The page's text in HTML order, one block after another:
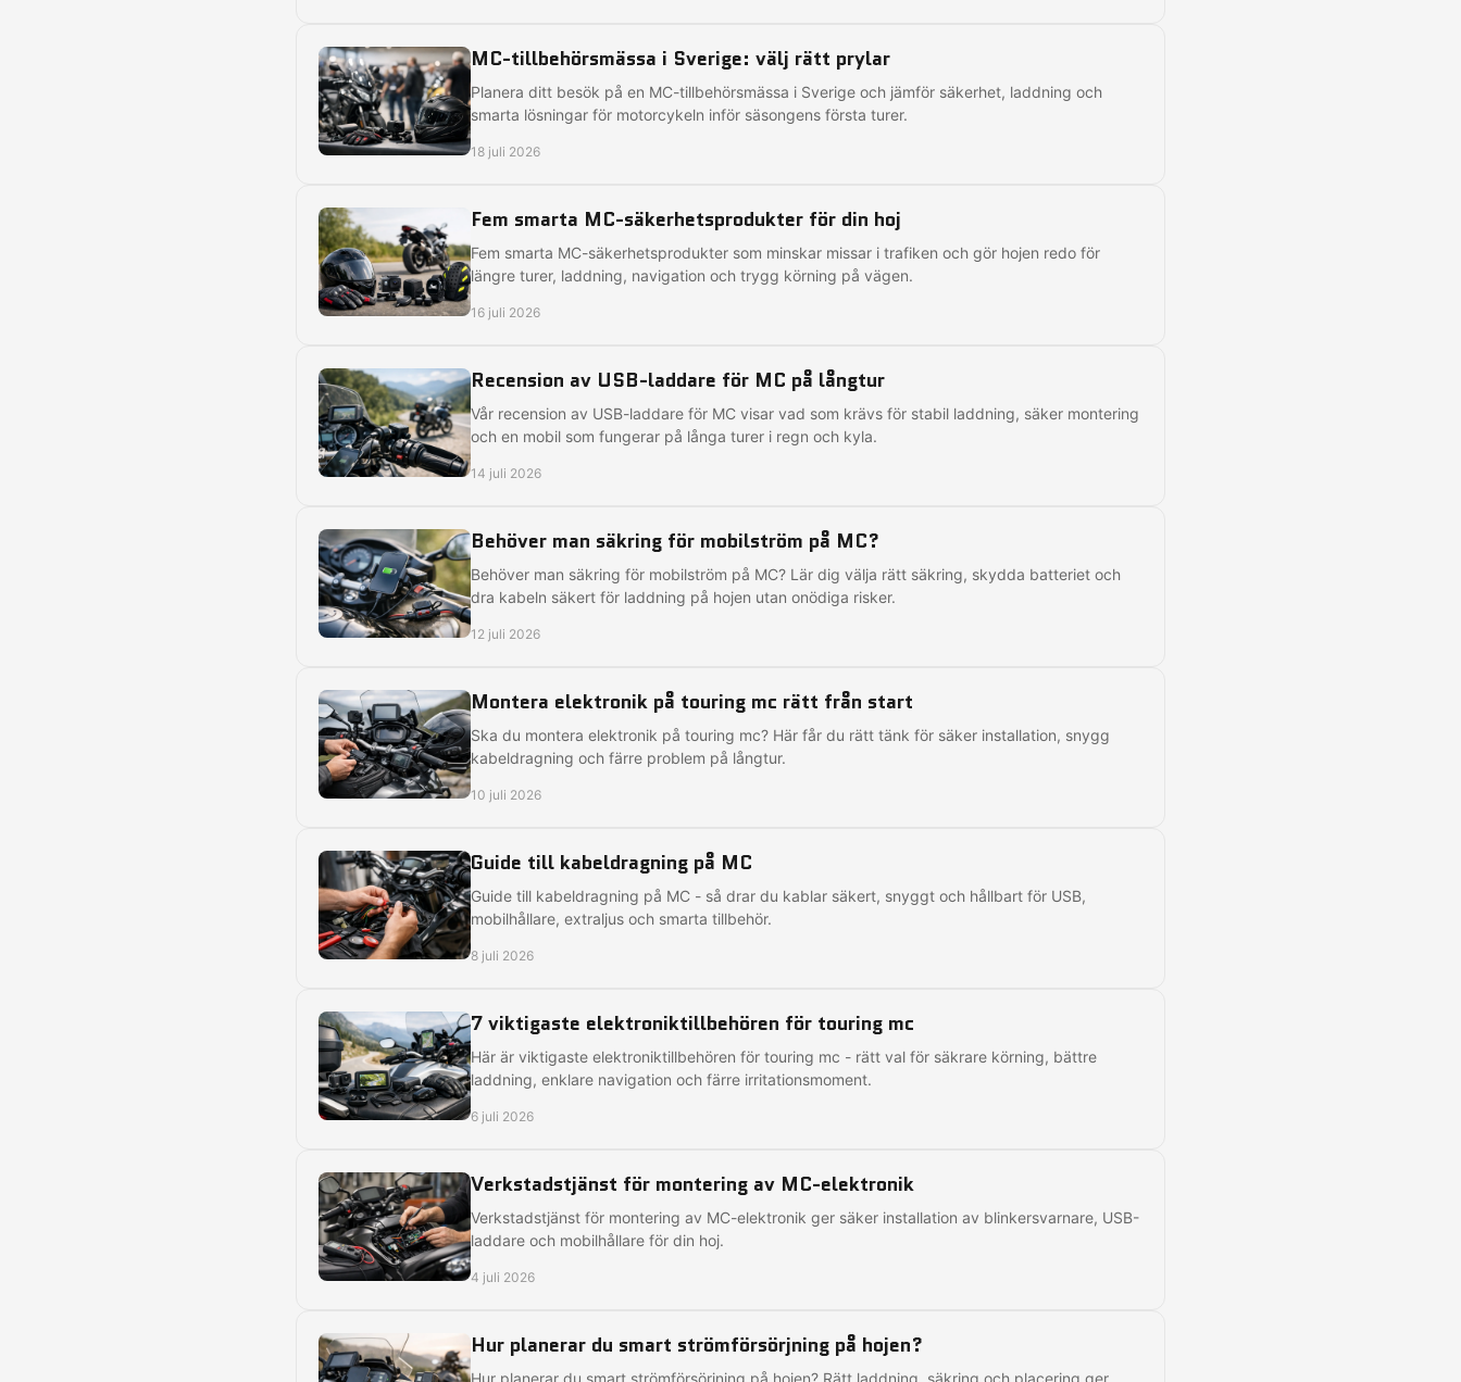
MC-tillbehörsmässa i Sverige: välj rätt prylar
Planera ditt besök på en MC-tillbehörsmässa i Sverige och jämför säkerhet, laddning och
smarta lösningar för motorcykeln inför säsongens första turer.
18 juli 2026
Fem smarta MC-säkerhetsprodukter för din hoj
Fem smarta MC-säkerhetsprodukter som minskar missar i trafiken och gör hojen redo för
längre turer, laddning, navigation och trygg körning på vägen.
16 juli 2026
Recension av USB-laddare för MC på långtur
Vår recension av USB-laddare för MC visar vad som krävs för stabil laddning, säker montering
och en mobil som fungerar på långa turer i regn och kyla.
14 juli 2026
Behöver man säkring för mobilström på MC?
Behöver man säkring för mobilström på MC? Lär dig välja rätt säkring, skydda batteriet och
dra kabeln säkert för laddning på hojen utan onödiga risker.
12 juli 2026
Montera elektronik på touring mc rätt från start
Ska du montera elektronik på touring mc? Här får du rätt tänk för säker installation, snygg
kabeldragning och färre problem på långtur.
10 juli 2026
Guide till kabeldragning på MC
Guide till kabeldragning på MC - så drar du kablar säkert, snyggt och hållbart för USB,
mobilhållare, extraljus och smarta tillbehör.
8 juli 2026
7 viktigaste elektroniktillbehören för touring mc
Här är viktigaste elektroniktillbehören för touring mc - rätt val för säkrare körning, bättre
laddning, enklare navigation och färre irritationsmoment.
6 juli 2026
Verkstadstjänst för montering av MC-elektronik
Verkstadstjänst för montering av MC-elektronik ger säker installation av blinkersvarnare, USB-
laddare och mobilhållare för din hoj.
4 juli 2026
Hur planerar du smart strömförsörjning på hojen?
Hur planerar du smart strömförsörjning på hojen? Rätt laddning, säkring och placering ger